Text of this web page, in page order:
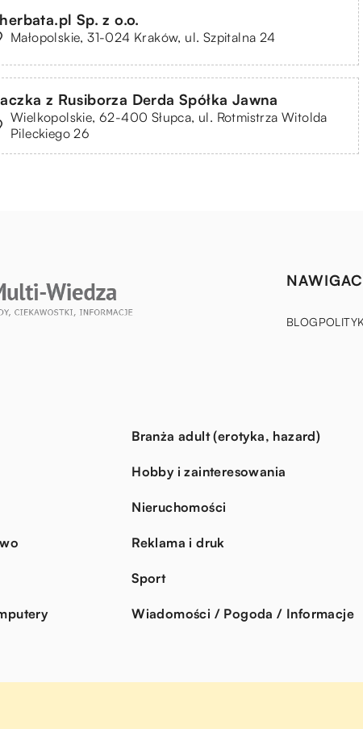
Sp. z o.o.
Małopolskie, 31-024 Kraków, ul. Szpitalna 24
z Rusiborza Derda Spółka Jawna
Wielkopolskie, 62-400 Słupca, ul. Rotmistrza Witolda
Pileckiego 26
BLOG
Branża adult (erotyka, hazard)
Hobby i zainteresowania
Nieruchomości
Reklama i druk
Sport
Wiadomości / Pogoda / Informacje